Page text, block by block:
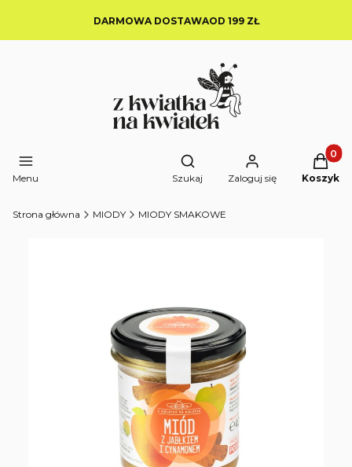
DARMOWA DOSTAWAOD 199 ZŁ
Menu
Otwórz wyszukiwarkę
Szukaj Zaloguj się Koszyk
Strona główna MIODY MIODY SMAKOWE